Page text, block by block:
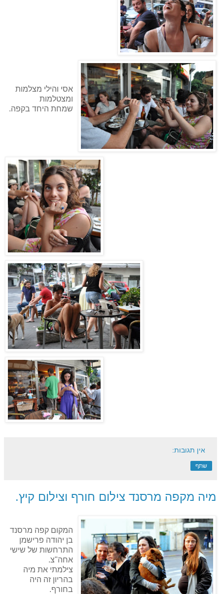
אסי והילי מצלמות
ומצטלמות
שמחת היחד בקפה.
אין תגובות:
שתף
מיה מקפה מרסנד צילום חורף וצילום קיץ.
המקום קפה מרסנד
בן יהודה פרישמן
התרחשות של שישי
אחה"צ.
צילמתי את מיה
בהריון זה היה
בחורף.